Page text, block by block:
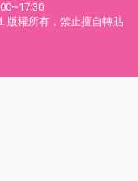
版權所有，禁止擅自轉貼